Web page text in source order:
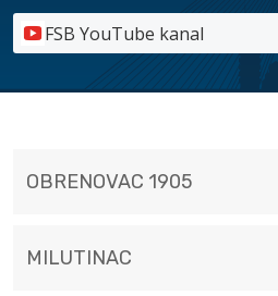
FSB YouTube kanal
OBRENOVAC 1905
MILUTINAC